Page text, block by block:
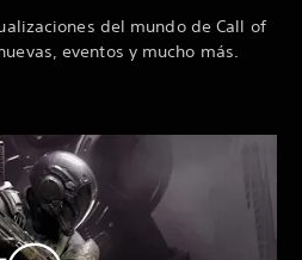
del mundo de Call of
eventos y mucho más.